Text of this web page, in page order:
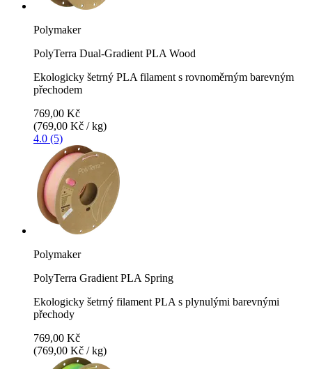
Polymaker
PolyTerra Dual-Gradient PLA Wood
Ekologicky šetrný PLA filament s rovnoměrným barevným
přechodem
769,00 Kč
(769,00 Kč / kg)
4.0 (5)
Polymaker
PolyTerra Gradient PLA Spring
Ekologicky šetrný filament PLA s plynulými barevnými
přechody
769,00 Kč
(769,00 Kč / kg)